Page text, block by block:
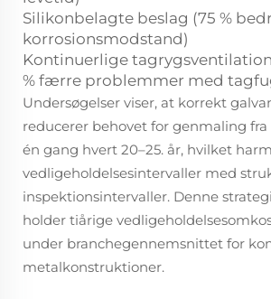
Silikonbelagte beslag (75 %
korrosionsmodstand)
Kontinuerlige
% færre problemmer med
Undersøgelser viser, at korrekt
reducerer behovet for genmaling fra
én gang hvert 20–25. år, hvilket
vedligeholdelsesintervaller med
inspektionsintervaller. Denne
holder tiårige
under branchegennemsnittet for
metalkonstruktioner.